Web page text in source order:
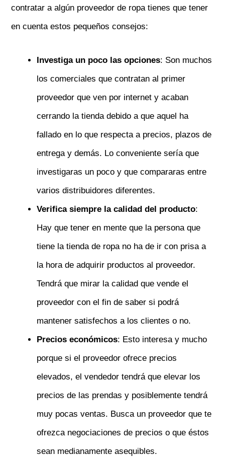
contratar a algún proveedor de ropa tienes que tener
en cuenta estos pequeños consejos:
Investiga un poco las opciones: Son muchos
los comerciales que contratan al primer
proveedor que ven por internet y acaban
cerrando la tienda debido a que aquel ha
fallado en lo que respecta a precios, plazos de
entrega y demás. Lo conveniente sería que
investigaras un poco y que compararas entre
varios distribuidores diferentes.
Verifica siempre la calidad del producto:
Hay que tener en mente que la persona que
tiene la tienda de ropa no ha de ir con prisa a
la hora de adquirir productos al proveedor.
Tendrá que mirar la calidad que vende el
proveedor con el fin de saber si podrá
mantener satisfechos a los clientes o no.
Precios económicos: Esto interesa y mucho
porque si el proveedor ofrece precios
elevados, el vendedor tendrá que elevar los
precios de las prendas y posiblemente tendrá
muy pocas ventas. Busca un proveedor que te
ofrezca negociaciones de precios o que éstos
sean medianamente asequibles.